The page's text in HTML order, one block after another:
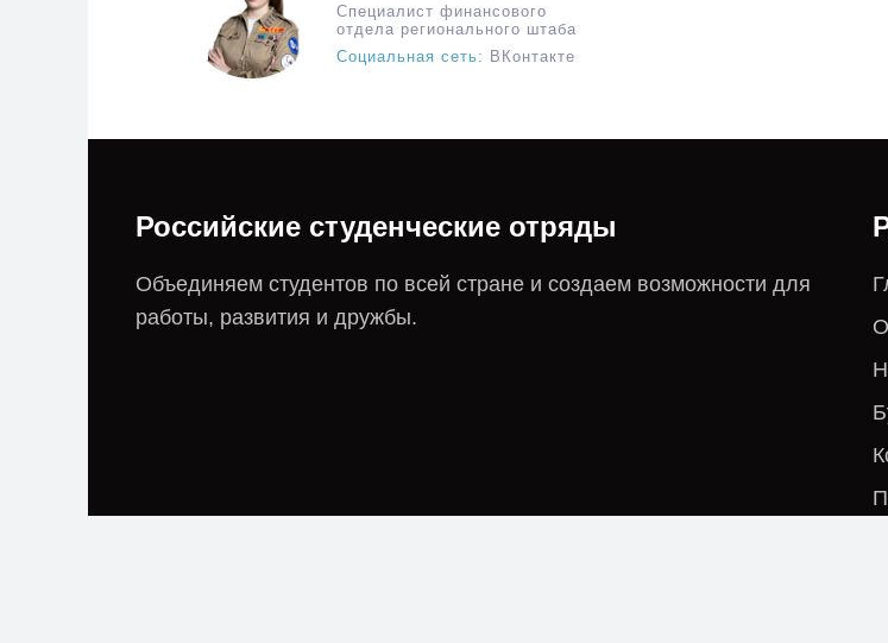
Специалист финансового
отдела регионального штаба
Социальная сеть: ВКонтакте
Российские студенческие отряды
Объединяем студентов по всей стране и создаем возможности для
работы, развития и дружбы.